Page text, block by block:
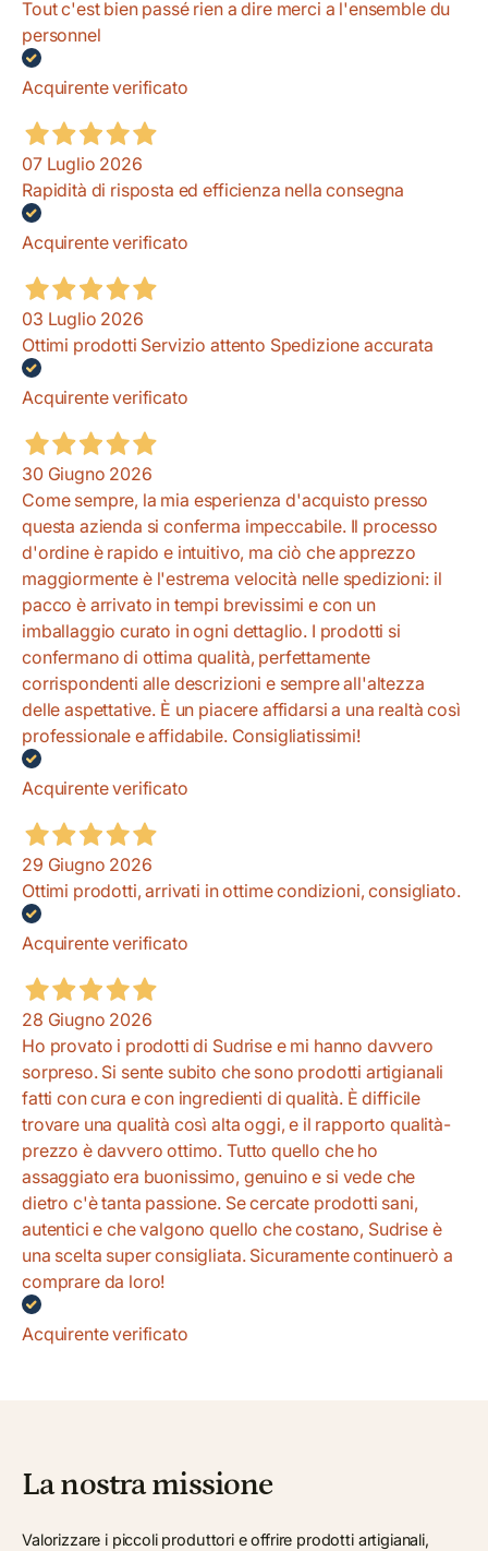
Tout c'est bien passé rien a dire merci a l'ensemble du
personnel
Acquirente verificato
07 Luglio 2026
Rapidità di risposta ed efficienza nella consegna
Acquirente verificato
03 Luglio 2026
Ottimi prodotti Servizio attento Spedizione accurata
Acquirente verificato
30 Giugno 2026
Come sempre, la mia esperienza d'acquisto presso
questa azienda si conferma impeccabile. Il processo
d'ordine è rapido e intuitivo, ma ciò che apprezzo
maggiormente è l'estrema velocità nelle spedizioni: il
pacco è arrivato in tempi brevissimi e con un
imballaggio curato in ogni dettaglio. I prodotti si
confermano di ottima qualità, perfettamente
corrispondenti alle descrizioni e sempre all'altezza
delle aspettative. È un piacere affidarsi a una realtà così
professionale e affidabile. Consigliatissimi!
Acquirente verificato
29 Giugno 2026
Ottimi prodotti, arrivati in ottime condizioni, consigliato.
Acquirente verificato
28 Giugno 2026
Ho provato i prodotti di Sudrise e mi hanno davvero
sorpreso. Si sente subito che sono prodotti artigianali
fatti con cura e con ingredienti di qualità. È difficile
trovare una qualità così alta oggi, e il rapporto qualità-
prezzo è davvero ottimo. Tutto quello che ho
assaggiato era buonissimo, genuino e si vede che
dietro c'è tanta passione. Se cercate prodotti sani,
autentici e che valgono quello che costano, Sudrise è
una scelta super consigliata. Sicuramente continuerò a
comprare da loro!
Acquirente verificato
La nostra missione
Valorizzare i piccoli produttori e offrire prodotti artigianali,